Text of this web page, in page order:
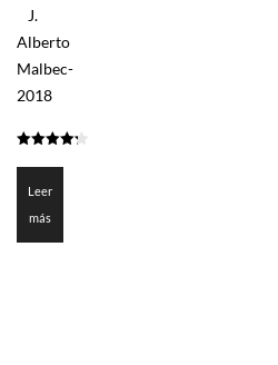
J.
Alberto
Malbec-
2018
Leer
más